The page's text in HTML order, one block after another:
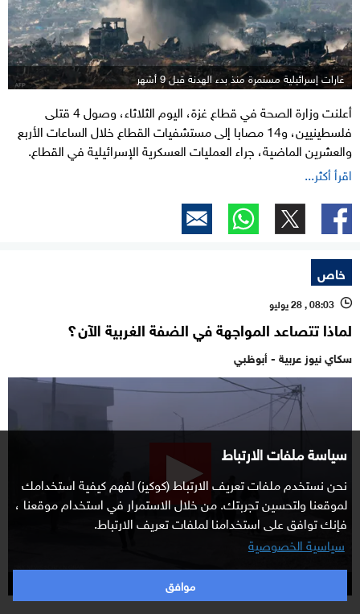
سياسة ملفات الارتباط
نحن نستخدم ملفات تعريف الارتباط (كوكيز) لفهم كيفية استخدامك
لموقعنا ولتحسين تجربتك. من خلال الاستمرار في استخدام موقعنا ،
فإنك توافق على استخدامنا لملفات تعريف الارتباط.
سياسية الخصوصية
موافق
غارات إسرائيلية مستمرة منذ بدء الهدنة قبل 9 أشهر
أعلنت وزارة الصحة في قطاع غزة، اليوم الثلاثاء، وصول 4 قتلى
فلسطينيين، و14 مصابا إلى مستشفيات القطاع خلال الساعات الأربع
والعشرين الماضية، جراء العمليات العسكرية الإسرائيلية في القطاع.
اقرأ أكثر...
خاص
l 08:03 , 28 يوليو
لماذا تتصاعد المواجهة في الضفة الغربية الآن؟
سكاي نيوز عربية - أبوظبي
تصاعد التوتر في الضفة جراء هجمات الجيش والمستوطنين